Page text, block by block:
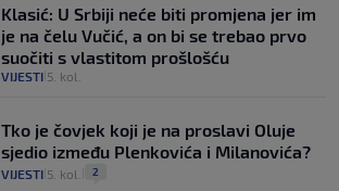
Klasić: U Srbiji neće biti promjena jer im
je na čelu Vučić, a on bi se trebao prvo
suočiti s vlastitom prošlošću
VIJESTI 5. kol.
Tko je čovjek koji je na proslavi Oluje
sjedio između Plenkovića i Milanovića?
VIJESTI 5. kol. 2